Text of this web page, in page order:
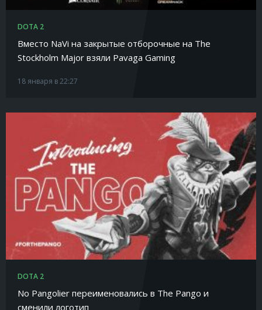
DOTA 2
Вместо NaVi на закрытые отборочные на The
Stockholm Major взяли Pavaga Gaming
18 января в 22:27
DOTA 2
No Pangolier переименовались в The Pango и
сменили логотип